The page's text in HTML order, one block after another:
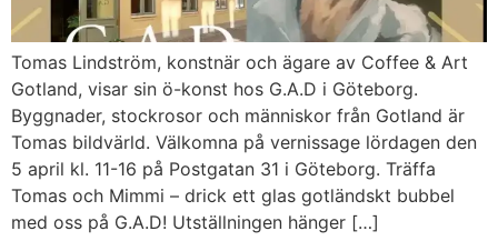
Tomas Lindström, konstnär och ägare av Coffee & Art
Gotland, visar sin ö-konst hos G.A.D i Göteborg.
Byggnader, stockrosor och människor från Gotland är
Tomas bildvärld. Välkomna på vernissage lördagen den
5 april kl. 11-16 på Postgatan 31 i Göteborg. Träffa
Tomas och Mimmi – drick ett glas gotländskt bubbel
med oss på G.A.D! Utställningen hänger […]